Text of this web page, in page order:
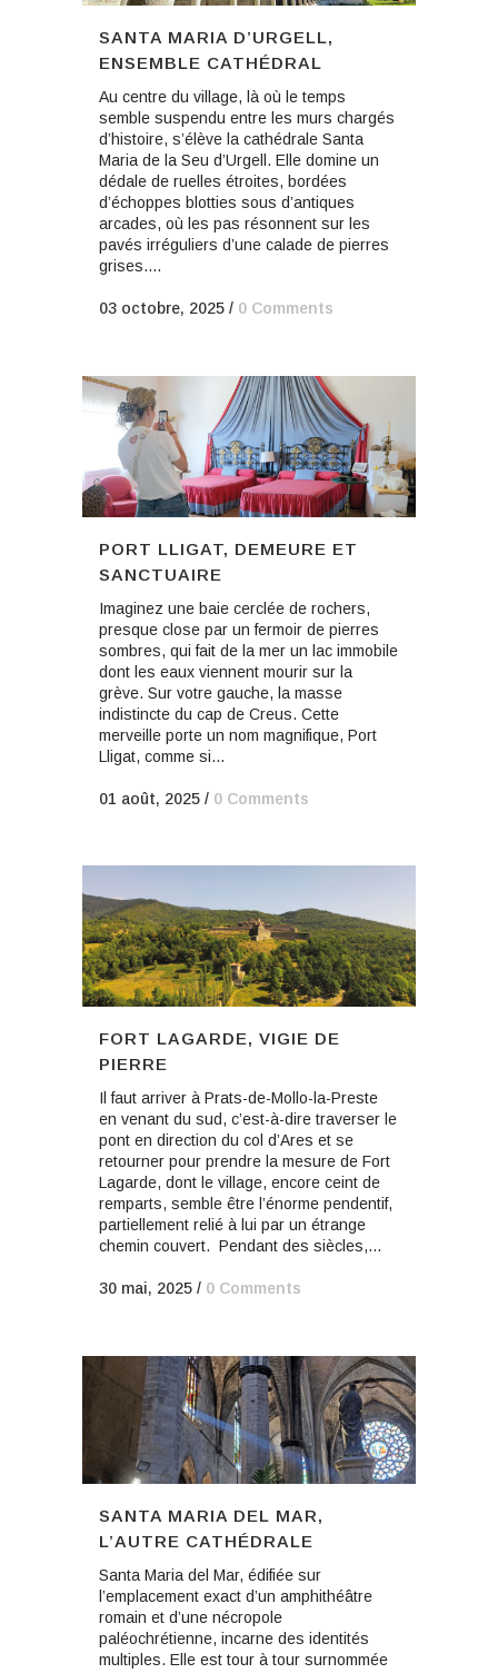
SANTA MARIA D’URGELL,
ENSEMBLE CATHÉDRAL
Au centre du village, là où le temps
semble suspendu entre les murs chargés
d’histoire, s’élève la cathédrale Santa
Maria de la Seu d’Urgell. Elle domine un
dédale de ruelles étroites, bordées
d’échoppes blotties sous d’antiques
arcades, où les pas résonnent sur les
pavés irréguliers d’une calade de pierres
grises....
03 octobre, 2025 / 0 Comments
PORT LLIGAT, DEMEURE ET
SANCTUAIRE
Imaginez une baie cerclée de rochers,
presque close par un fermoir de pierres
sombres, qui fait de la mer un lac immobile
dont les eaux viennent mourir sur la
grève. Sur votre gauche, la masse
indistincte du cap de Creus. Cette
merveille porte un nom magnifique, Port
Lligat, comme si...
01 août, 2025 / 0 Comments
FORT LAGARDE, VIGIE DE
PIERRE
Il faut arriver à Prats-de-Mollo-la-Preste
en venant du sud, c’est-à-dire traverser le
pont en direction du col d’Ares et se
retourner pour prendre la mesure de Fort
Lagarde, dont le village, encore ceint de
remparts, semble être l’énorme pendentif,
partiellement relié à lui par un étrange
chemin couvert. Pendant des siècles,...
30 mai, 2025 / 0 Comments
SANTA MARIA DEL MAR,
L’AUTRE CATHÉDRALE
Santa Maria del Mar, édifiée sur
l’emplacement exact d’un amphithéâtre
romain et d’une nécropole
paléochrétienne, incarne des identités
multiples. Elle est tour à tour surnommée